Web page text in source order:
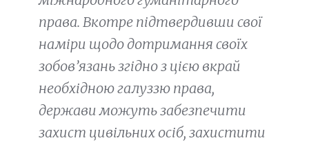
права. Вкотре підтвердивши свої
наміри щодо дотримання своїх
зобов’язань згідно з цією вкрай
необхідною галуззю права,
держави можуть забезпечити
захист цивільних осіб, захистити